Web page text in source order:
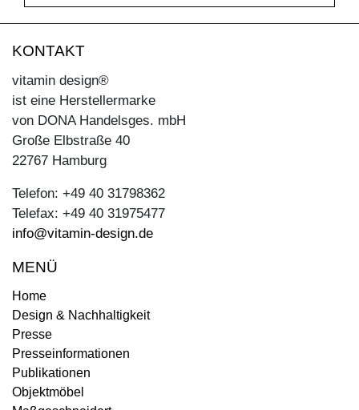
KONTAKT
vitamin design®
ist eine Herstellermarke
von DONA Handelsges. mbH
Große Elbstraße 40
22767 Hamburg
Telefon: +49 40 31798362
Telefax: +49 40 31975477
info@vitamin-design.de
MENÜ
Home
Design & Nachhaltigkeit
Presse
Presseinformationen
Publikationen
Objektmöbel